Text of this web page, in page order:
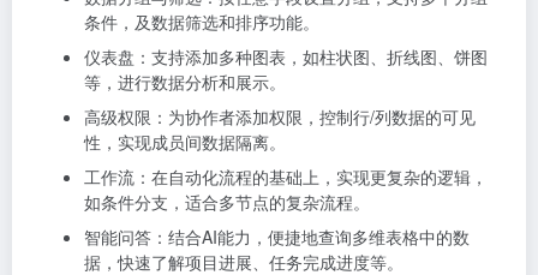
条件，及数据筛选和排序功能。
仪表盘：支持添加多种图表，如柱状图、折线图、饼图
等，进行数据分析和展示。
高级权限：为协作者添加权限，控制行/列数据的可见
性，实现成员间数据隔离。
工作流：在自动化流程的基础上，实现更复杂的逻辑，
如条件分支，适合多节点的复杂流程。
智能问答：结合AI能力，便捷地查询多维表格中的数
据，快速了解项目进展、任务完成进度等。